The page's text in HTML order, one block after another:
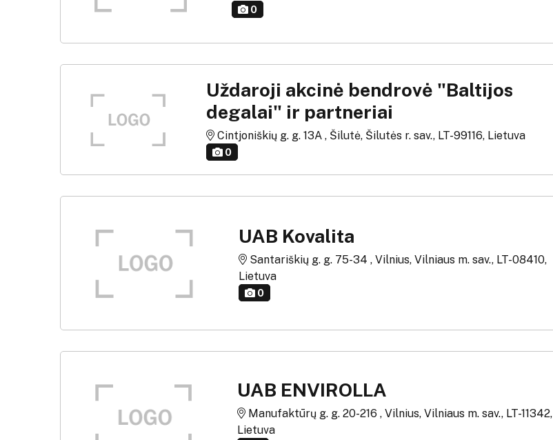
0
Uždaroji akcinė bendrovė "Baltijos
degalai" ir partneriai
Cintjoniškių g. g. 13A , Šilutė, Šilutės r. sav., LT-99116, Lietuva
0
UAB Kovalita
Santariškių g. g. 75-34 , Vilnius, Vilniaus m. sav., LT-08410,
Lietuva
0
UAB ENVIROLLA
Manufaktūrų g. g. 20-216 , Vilnius, Vilniaus m. sav., LT-11342,
Lietuva